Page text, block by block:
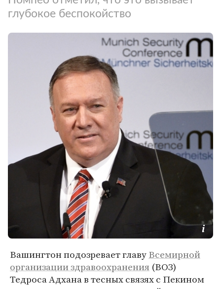
глубокое беспокойство
Вашингтон подозревает главуВсемирной
организации здравоохранения (ВОЗ)
Тедроса Адхана в тесных связях с Пекином